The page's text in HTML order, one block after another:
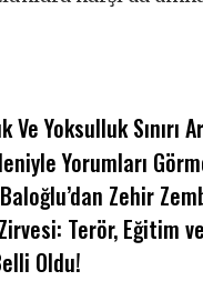
Yoksulluk Sınırı
Yorumları
Zehir
Terör, Eğitim
Oldu!